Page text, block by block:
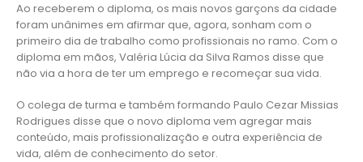
Ao receberem o diploma, os mais novos garçons da cidade
foram unânimes em afirmar que, agora, sonham com o
primeiro dia de trabalho como profissionais no ramo. Com o
diploma em mãos, Valéria Lúcia da Silva Ramos disse que
não via a hora de ter um emprego e recomeçar sua vida.
O colega de turma e também formando Paulo Cezar Missias
Rodrigues disse que o novo diploma vem agregar mais
conteúdo, mais profissionalização e outra experiência de
vida, além de conhecimento do setor.